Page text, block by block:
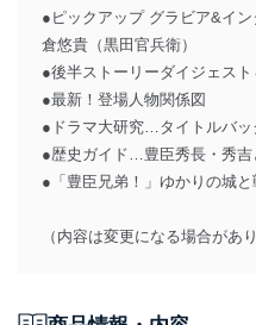
●ピックアップ グラビア&イン
倉悠貴（黒田官兵衛）
●後半ストーリーダイジェス
●最新！登場人物関係図
●ドラマ大研究…タイトルバッ
●歴史ガイド…豊臣秀長・秀吉
●「豊臣兄弟！」ゆかりの城
（内容は変更になる場合があ